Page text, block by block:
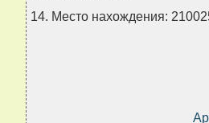
14. Место нахождения: